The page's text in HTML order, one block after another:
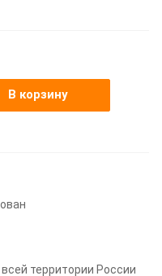
В корзину
территории России